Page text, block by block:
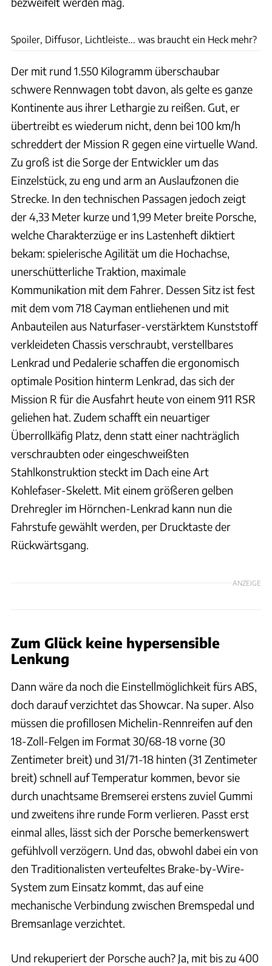
Spoiler, Diffusor, Lichtleiste... was braucht ein Heck mehr?
Der mit rund 1.550 Kilogramm überschaubar
schwere Rennwagen tobt davon, als gelte es ganze
Kontinente aus ihrer Lethargie zu reißen. Gut, er
übertreibt es wiederum nicht, denn bei 100 km/h
schreddert der Mission R gegen eine virtuelle Wand.
Zu groß ist die Sorge der Entwickler um das
Einzelstück, zu eng und arm an Auslaufzonen die
Strecke. In den technischen Passagen jedoch zeigt
der 4,33 Meter kurze und 1,99 Meter breite Porsche,
welche Charakterzüge er ins Lastenheft diktiert
bekam: spielerische Agilität um die Hochachse,
unerschütterliche Traktion, maximale
Kommunikation mit dem Fahrer. Dessen Sitz ist fest
mit dem vom 718 Cayman entliehenen und mit
Anbauteilen aus Naturfaser-verstärktem Kunststoff
verkleideten Chassis verschraubt, verstellbares
Lenkrad und Pedalerie schaffen die ergonomisch
optimale Position hinterm Lenkrad, das sich der
Mission R für die Ausfahrt heute von einem 911 RSR
geliehen hat. Zudem schafft ein neuartiger
Überrollkäfig Platz, denn statt einer nachträglich
verschraubten oder eingeschweißten
Stahlkonstruktion steckt im Dach eine Art
Kohlefaser-Skelett. Mit einem größeren gelben
Drehregler im Hörnchen-Lenkrad kann nun die
Fahrstufe gewählt werden, per Drucktaste der
Rückwärtsgang.
ANZEIGE
Zum Glück keine hypersensible
Lenkung
Dann wäre da noch die Einstellmöglichkeit fürs ABS,
doch darauf verzichtet das Showcar. Na super. Also
müssen die profillosen Michelin-Rennreifen auf den
18-Zoll-Felgen im Format 30/68-18 vorne (30
Zentimeter breit) und 31/71-18 hinten (31 Zentimeter
breit) schnell auf Temperatur kommen, bevor sie
durch unachtsame Bremserei erstens zuviel Gummi
und zweitens ihre runde Form verlieren. Passt erst
einmal alles, lässt sich der Porsche bemerkenswert
gefühlvoll verzögern. Und das, obwohl dabei ein von
den Traditionalisten verteufeltes Brake-by-Wire-
System zum Einsatz kommt, das auf eine
mechanische Verbindung zwischen Bremspedal und
Bremsanlage verzichtet.
Und rekuperiert der Porsche auch? Ja, mit bis zu 400